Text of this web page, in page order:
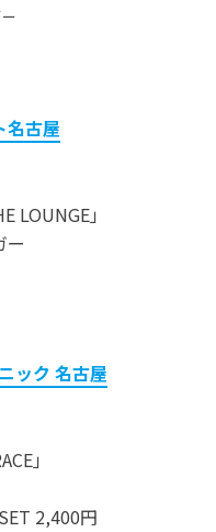
名古屋
LOUNGE」
ー
ック 名古屋
」
2,400円